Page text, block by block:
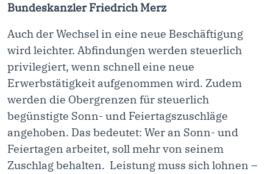
Bundeskanzler Friedrich Merz
Auch der Wechsel in eine neue Beschäftigung
wird leichter. Abfindungen werden steuerlich
privilegiert, wenn schnell eine neue
Erwerbstätigkeit aufgenommen wird. Zudem
werden die Obergrenzen für steuerlich
begünstigte Sonn- und Feiertagszuschläge
angehoben. Das bedeutet: Wer an Sonn- und
Feiertagen arbeitet, soll mehr von seinem
Zuschlag behalten. Leistung muss sich lohnen –